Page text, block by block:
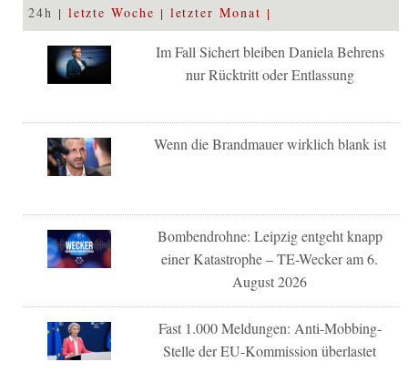
24h letzte Woche letzter Monat
Im Fall Sichert bleiben Daniela Behrens
nur Rücktritt oder Entlassung
Wenn die Brandmauer wirklich blank ist
Bombendrohne: Leipzig entgeht knapp
einer Katastrophe – TE-Wecker am 6.
August 2026
Fast 1.000 Meldungen: Anti-Mobbing-
Stelle der EU-Kommission überlastet